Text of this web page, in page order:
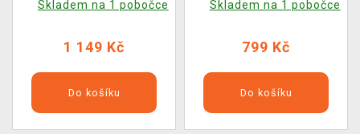
Skladem na 1 pobočce
1 149 Kč
Do košíku
Skladem na 1 pobočce
799 Kč
Do košíku